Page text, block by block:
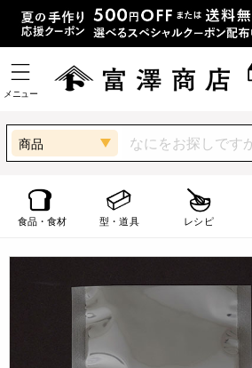
メニュー
商品
食品・食材 型・道具 レシピ